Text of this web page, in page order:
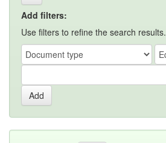
Add filters:
Use filters to refine the search results.